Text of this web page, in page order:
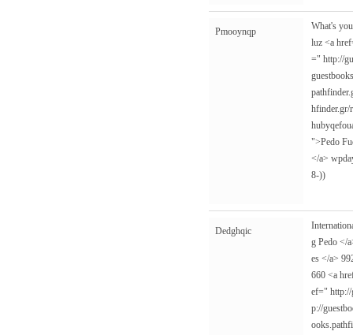
Pmooynqp
What's
luz <a
=" http://
hfinder.gr/
">Pedo
</a>
8-))
Dedghqic
g Pedo </
es </a>
660 <a
ef="
p://